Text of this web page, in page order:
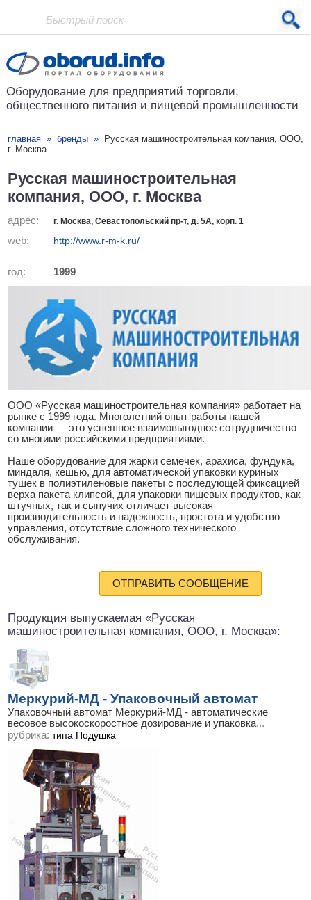
Проект основан в 2001 году
Оборудование для предприятий торговли,
общественного питания и пищевой промышленности
главная » бренды »
Русская машиностроительная компания, ООО,
г. Москва
Русская машиностроительная
компания, ООО, г. Москва
адрес: г. Москва, Севастопольский пр-т, д. 5А, корп. 1
web: http://www.r-m-k.ru/
год: 1999
ООО «Русская машиностроительная компания» работает на
рынке с 1999 года. Многолетний опыт работы нашей
компании — это успешное взаимовыгодное сотрудничество
со многими российскими предприятиями.
Наше оборудование для жарки семечек, арахиса, фундука,
миндаля, кешью, для автоматической упаковки куриных
тушек в полиэтиленовые пакеты с последующей фиксацией
верха пакета клипсой, для упаковки пищевых продуктов, как
штучных, так и сыпучих отличает высокая
производительность и надежность, простота и удобство
управления, отсутствие сложного технического
обслуживания.
ОТПРАВИТЬ СООБЩЕНИЕ
Продукция выпускаемая «Русская
машиностроительная компания, ООО, г. Москва»:
Меркурий-МД - Упаковочный автомат
Упаковочный автомат Меркурий-МД - автоматические
весовое высокоскоростное дозирование и упаковка...
рубрика: типа Подушка